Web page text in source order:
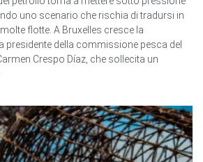
uno scenario che rischia di tradursi in
flotte. A Bruxelles cresce la
presidente della commissione pesca del
Crespo Díaz, che sollecita un